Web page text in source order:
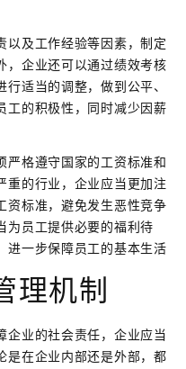
以及工作经验等因素，制定
，企业还可以通过绩效考核
适当的调整，做到公平、
工的积极性，同时减少因薪
严格遵守国家的工资标准和
重的行业，企业应当更加注
资标准，避免发生恶性竞争
为员工提供必要的福利待
进一步保障员工的基本生活
理机制
企业的社会责任，企业应当
是在企业内部还是外部，都